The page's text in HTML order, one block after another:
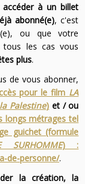
à un billet
abonné(e), c'est
ou que votre
tous les cas vous
plus.
de vous abonner,
pour le film LA
Palestine) et / ou
longs métrages tel
guichet (formule
SURHOMME) :
de-personne/.
la création, la